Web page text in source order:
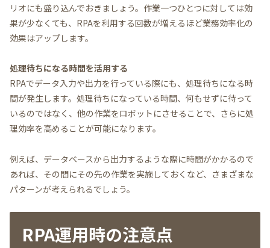
リオにも盛り込んでおきましょう。作業一つひとつに対しては効
果が少なくても、RPAを利用する回数が増えるほど業務効率化の
効果はアップします。
処理待ちになる時間を活用する
RPAでデータ入力や出力を行っている際にも、処理待ちになる時
間が発生します。処理待ちになっている時間、何もせずに待って
いるのではなく、他の作業をロボットにさせることで、さらに処
理効率を高めることが可能になります。
例えば、データベースから出力するような際に時間がかかるので
あれば、その間にその先の作業を実施しておくなど、さまざまな
パターンが考えられるでしょう。
RPA運用時の注意点